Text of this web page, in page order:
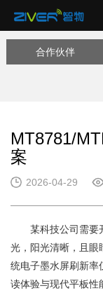
合作伙伴
MT8781/
案
2026-04-29
某科技公司需要开
光，阳光清晰，且
统电子墨水屏刷新率
读体验与现代平板性